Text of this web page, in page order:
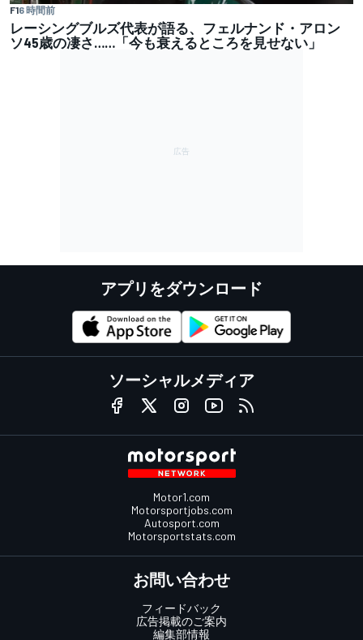
F16 時間前
レーシングブルズ代表が語る、フェルナンド・アロン
ソ45歳の凄さ……「今も衰えるところを見せない」
アプリをダウンロード
ソーシャルメディア
Motor1.com
Motorsportjobs.com
Autosport.com
Motorsportstats.com
お問い合わせ
フィードバック
広告掲載のご案内
編集部情報